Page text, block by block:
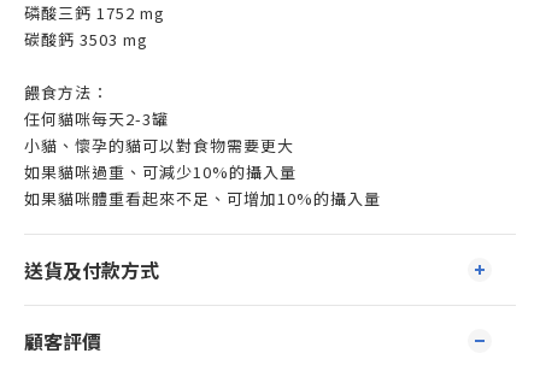
磷酸三鈣 1752 mg
碳酸鈣 3503 mg
餵食方法：
任何貓咪每天2-3罐
小貓、懷孕的貓可以對食物需要更大
如果貓咪過重、可減少10%的攝入量
如果貓咪體重看起來不足、可增加10%的攝入量
送貨及付款方式
顧客評價